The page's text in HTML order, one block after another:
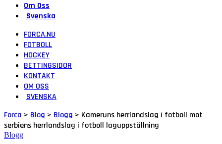
Om Oss
Svenska
FORCA.NU
FOTBOLL
HOCKEY
BETTINGSIDOR
KONTAKT
OM OSS
SVENSKA
Forca > Blog > Blogg > Kameruns herrlandslag i fotboll mot
serbiens herrlandslag i fotboll laguppställning
Blogg